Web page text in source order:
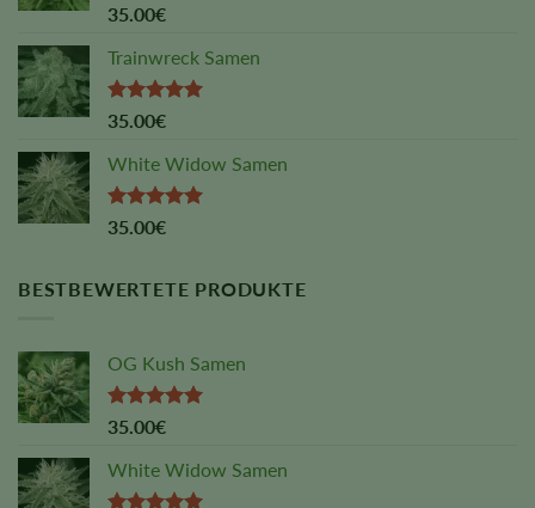
Rated
of 5
35.00€
Trainwreck Samen
Rated5.00
35.00€
White Widow Samen
Rated5.00
35.00€
BESTBEWERTETE PRODUKTE
OG Kush Samen
Rated5.00
35.00€
White Widow Samen